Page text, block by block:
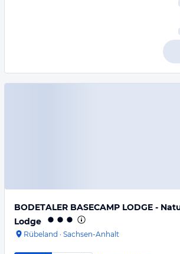
BODETALER BASECAMP LODGE -
Lodge
Rübeland · Sachsen-Anhalt